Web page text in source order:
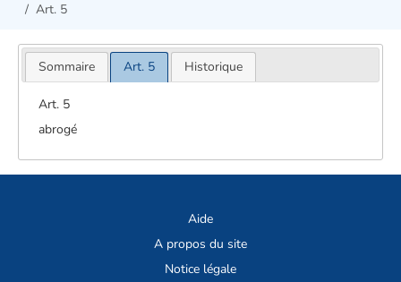
Art. 5
Sommaire Art. 5 Historique
Art. 5
abrogé
Aide
A propos du site
Notice légale